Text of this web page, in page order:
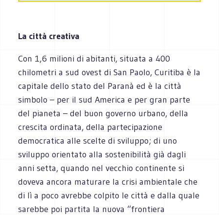
La città creativa
Con 1,6 milioni di abitanti, situata a 400
chilometri a sud ovest di San Paolo, Curitiba è la
capitale dello stato del Paranà ed è la città
simbolo – per il sud America e per gran parte
del pianeta – del buon governo urbano, della
crescita ordinata, della partecipazione
democratica alle scelte di sviluppo; di uno
sviluppo orientato alla sostenibilità già dagli
anni setta, quando nel vecchio continente si
doveva ancora maturare la crisi ambientale che
di lì a poco avrebbe colpito le città e dalla quale
sarebbe poi partita la nuova “frontiera